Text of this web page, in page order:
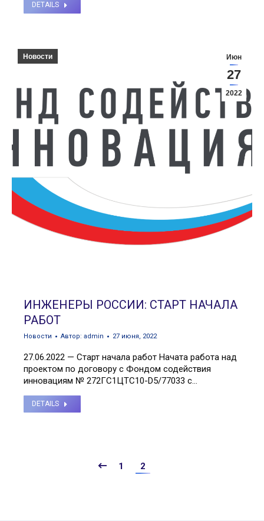
DETAILS
Июн
27
2022
Новости
ИНЖЕНЕРЫ РОССИИ: СТАРТ НАЧАЛА
РАБОТ
Новости Автор: admin 27 июня, 2022
27.06.2022 — Старт начала работ Начата работа над
проектом по договору с Фондом содействия
инновациям № 272ГС1ЦТС10-D5/77033 с…
DETAILS
1 2